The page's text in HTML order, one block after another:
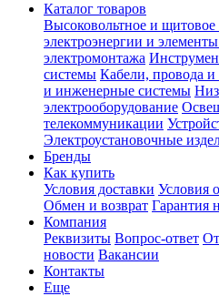
Каталог товаров
Высоковольтное и щитовое
электроэнергии и
электромонтажа
системы Кабели, провода и
и инженерные системы
электрооборудование
телекоммуникации
Электроустановочные
Бренды
Как купить
Условия доставки Условия
Обмен и возврат Гарантия
Компания
Реквизиты Вопрос-ответ
новости Вакансии
Контакты
Еще